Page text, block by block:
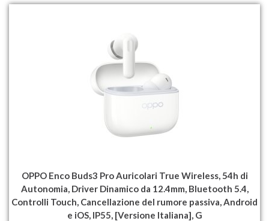
OPPO Enco Buds3 Pro Auricolari True Wireless, 54h di
Autonomia, Driver Dinamico da 12.4mm, Bluetooth 5.4,
Controlli Touch, Cancellazione del rumore passiva, Android
e iOS, IP55, [Versione Italiana], G